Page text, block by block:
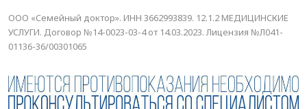
ООО «Семейный доктор». ИНН 3662993839. 12.1.2 МЕДИЦИНСКИЕ
УСЛУГИ. Договор №14-0023-03-4 от 14.03.2023. Лицензия №Л041-
01136-36/00301065